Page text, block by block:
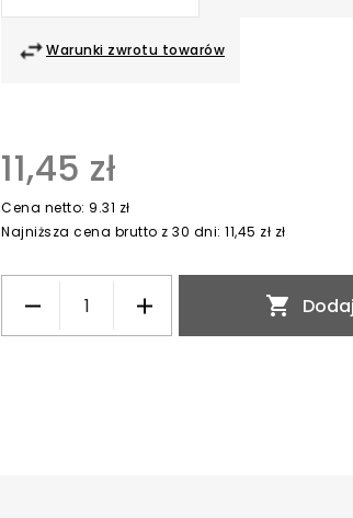
Warunki zwrotu towarów
11,45 zł
Cena netto: 9.31 zł
Najniższa cena brutto z 30 dni: 11,45 zł zł
